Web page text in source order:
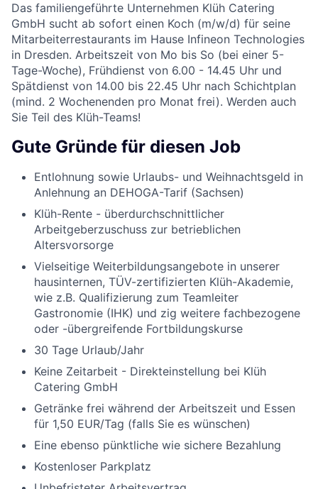
Das familiengeführte Unternehmen Klüh Catering
GmbH sucht ab sofort einen Koch (m/w/d) für seine
Mitarbeiterrestaurants im Hause Infineon Technologies
in Dresden. Arbeitszeit von Mo bis So (bei einer 5-
Tage-Woche), Frühdienst von 6.00 - 14.45 Uhr und
Spätdienst von 14.00 bis 22.45 Uhr nach Schichtplan
(mind. 2 Wochenenden pro Monat frei). Werden auch
Sie Teil des Klüh-Teams!
Gute Gründe für diesen Job
Entlohnung sowie Urlaubs- und Weihnachtsgeld in
Anlehnung an DEHOGA-Tarif (Sachsen)
Klüh-Rente - überdurchschnittlicher
Arbeitgeberzuschuss zur betrieblichen
Altersvorsorge
Vielseitige Weiterbildungsangebote in unserer
hausinternen, TÜV-zertifizierten Klüh-Akademie,
wie z.B. Qualifizierung zum Teamleiter
Gastronomie (IHK) und zig weitere fachbezogene
oder -übergreifende Fortbildungskurse
30 Tage Urlaub/Jahr
Keine Zeitarbeit - Direkteinstellung bei Klüh
Catering GmbH
Getränke frei während der Arbeitszeit und Essen
für 1,50 EUR/Tag (falls Sie es wünschen)
Eine ebenso pünktliche wie sichere Bezahlung
Kostenloser Parkplatz